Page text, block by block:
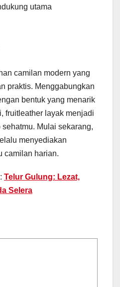
utama
camilan modern yang
praktis. Menggabungkan
bentuk yang menarik
fruitleather layak menjadi
Mulai sekarang,
menyediakan
camilan harian.
Telur Gulung: Lezat,
Selera